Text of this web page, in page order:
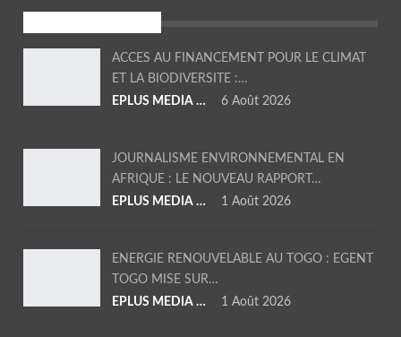
ACCES AU FINANCEMENT POUR LE CLIMAT
ET LA BIODIVERSITE :…
EPLUS MEDIA TV
6 Août 2026
JOURNALISME ENVIRONNEMENTAL EN
AFRIQUE : LE NOUVEAU RAPPORT…
EPLUS MEDIA TV
1 Août 2026
ENERGIE RENOUVELABLE AU TOGO : EGENT
TOGO MISE SUR…
EPLUS MEDIA TV
1 Août 2026